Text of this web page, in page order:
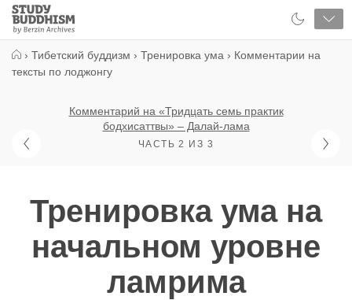
Close
Study
Buddhism
› Тибетский буддизм › Тренировка ума › Комментарии на
тексты по лоджонгу
Комментарий на «Тридцать семь практик
бодхисаттвы» – Далай-лама
ЧАСТЬ 2 ИЗ 3
Тренировка ума на
начальном уровне
ламрима